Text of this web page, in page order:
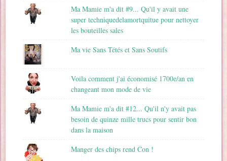
Ma Mamie m'a dit #9... Qu'il y avait une
super techniquedelamortquitue pour nettoyer
les bouteilles sales
Ma vie Sans Tétés et Sans Soutifs
Voila comment j'ai économisé 1700e/an en
changeant mon mode de vie
Ma Mamie m'a dit #12... Qu'il n'y avait pas
besoin de quinze mille trucs pour sentir bon
dans la maison
Manger des chips rend Con !